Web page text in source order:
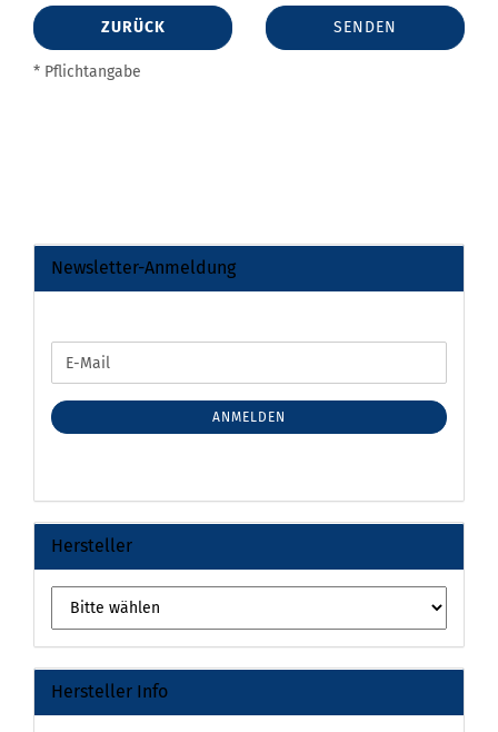
ZURÜCK SENDEN
* Pflichtangabe
Newsletter-Anmeldung
ZUR
ANMELDUNG
E-
Mail
ANMELDEN
Hersteller
Hersteller Info